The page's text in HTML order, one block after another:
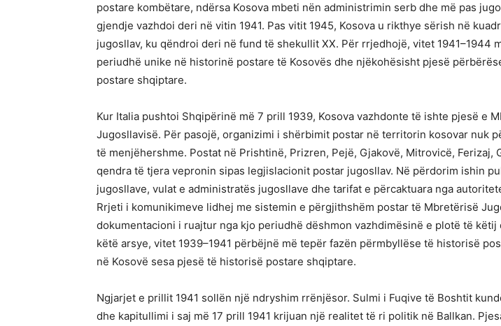
postare kombëtare, ndërsa Kosova mbeti nën administrimin serb dhe më pas
gjendje vazhdoi deri në vitin 1941. Pas vitit 1945, Kosova u rikthye sërish në
jugosllav, ku qëndroi deri në fund të shekullit XX. Për rrjedhojë, vitet 1941–1944
periudhë unike në historinë postare të Kosovës dhe njëkohësisht pjesë
postare shqiptare.
Kur Italia pushtoi Shqipërinë më 7 prill 1939, Kosova vazhdonte të ishte pjesë e
Jugosllavisë. Për pasojë, organizimi i shërbimit postar në territorin kosovar nuk
të menjëhershme. Postat në Prishtinë, Prizren, Pejë, Gjakovë, Mitrovicë, Ferizaj,
qendra të tjera vepronin sipas legjislacionit postar jugosllav. Në përdorim ishin
jugosllave, vulat e administratës jugosllave dhe tarifat e përcaktuara nga
Rrjeti i komunikimeve lidhej me sistemin e përgjithshëm postar të Mbretërisë
dokumentacioni i ruajtur nga kjo periudhë dëshmon vazhdimësinë e plotë të këtij
këtë arsye, vitet 1939–1941 përbëjnë më tepër fazën përmbyllëse të historisë
në Kosovë sesa pjesë të historisë postare shqiptare.
Ngjarjet e prillit 1941 sollën një ndryshim rrënjësor. Sulmi i Fuqive të Boshtit
dhe kapitullimi i saj më 17 prill 1941 krijuan një realitet të ri politik në Ballkan.